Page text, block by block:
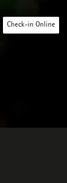
Check-in Online